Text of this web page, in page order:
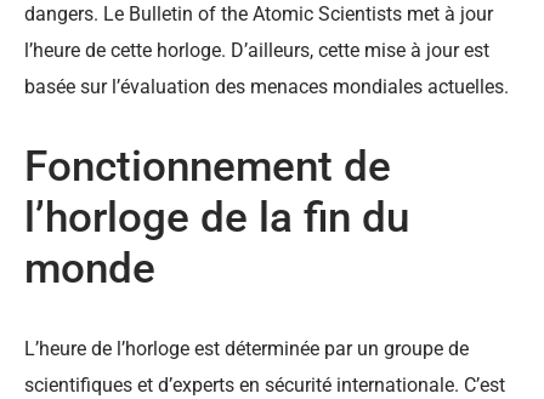
dangers. Le Bulletin of the Atomic Scientists met à jour
l’heure de cette horloge. D’ailleurs, cette mise à jour est
basée sur l’évaluation des menaces mondiales actuelles.
Fonctionnement de
l’horloge de la fin du
monde
L’heure de l’horloge est déterminée par un groupe de
scientifiques et d’experts en sécurité internationale. C’est